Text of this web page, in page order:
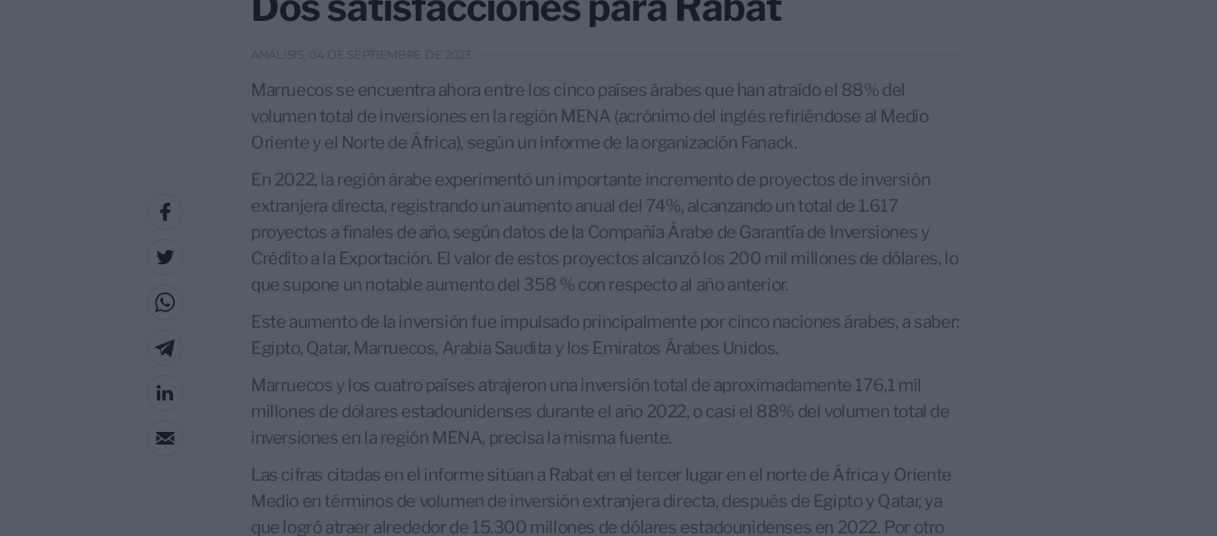
ANÁLISIS, 04 DE SEPTIEMBRE DE 2023
Marruecos se encuentra ahora entre los cinco países árabes que han atraído el 88% del
volumen total de inversiones en la región MENA (acrónimo del inglés refiriéndose al Medio
Oriente y el Norte de África), según un informe de la organización Fanack.
En 2022, la región árabe experimentó un importante incremento de proyectos de inversión
extranjera directa, registrando un aumento anual del 74%, alcanzando un total de 1.617
proyectos a finales de año, según datos de la Compañía Árabe de Garantía de Inversiones y
Crédito a la Exportación. El valor de estos proyectos alcanzó los 200 mil millones de dólares, lo
que supone un notable aumento del 358 % con respecto al año anterior.
Este aumento de la inversión fue impulsado principalmente por cinco naciones árabes, a saber:
Egipto, Qatar, Marruecos, Arabia Saudita y los Emiratos Árabes Unidos.
Marruecos y los cuatro países atrajeron una inversión total de aproximadamente 176,1 mil
millones de dólares estadounidenses durante el año 2022, o casi el 88% del volumen total de
inversiones en la región MENA, precisa la misma fuente.
Las cifras citadas en el informe sitúan a Rabat en el tercer lugar en el norte de África y Oriente
Medio en términos de volumen de inversión extranjera directa, después de Egipto y Qatar, ya
que logró atraer alrededor de 15.300 millones de dólares estadounidenses en 2022. Por otro